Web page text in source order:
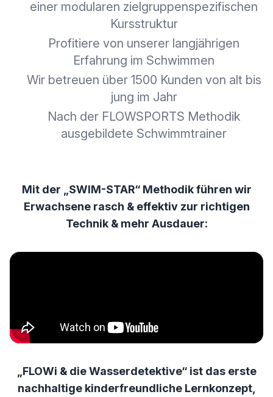
einer modularen zielgruppenspezifischen
Kursstruktur
Profitiere von unserer langjährigen
Erfahrung im Schwimmen
Wir betreuen über 1500 Kunden von alt bis
jung im Jahr
Nach der FLOWSPORTS Methodik
ausgebildete Schwimmtrainer
Mit der „SWIM-STAR“ Methodik führen wir
Erwachsene rasch & effektiv zur richtigen
Technik & mehr Ausdauer:
„FLOWi & die Wasserdetektive“ ist das erste
nachhaltige kinderfreundliche Lernkonzept,